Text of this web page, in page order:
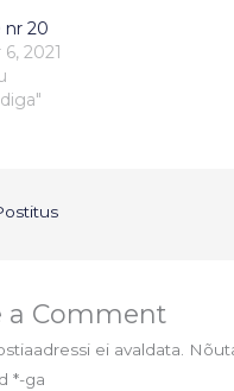
nr 20
2021
a Comment
ei avaldata.
*-ga